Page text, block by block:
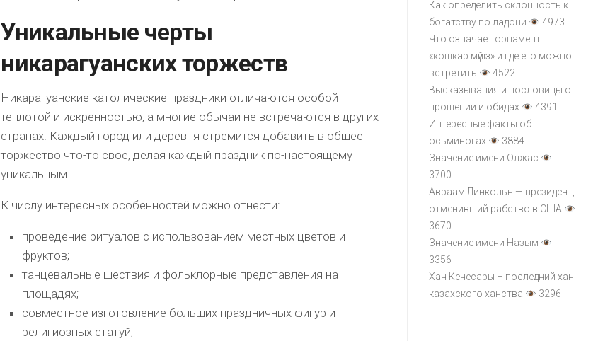
Уникальные черты
никарагуанских торжеств
Никарагуанские католические праздники отличаются особой
теплотой и искренностью, а многие обычаи не встречаются в других
странах. Каждый город или деревня стремится добавить в общее
торжество что-то свое, делая каждый праздник по-настоящему
уникальным.
К числу интересных особенностей можно отнести:
проведение ритуалов с использованием местных цветов и
фруктов;
танцевальные шествия и фольклорные представления на
площадях;
совместное изготовление больших праздничных фигур и
религиозных статуй;
Как определить склонность к
богатству по ладони
4973
Что означает орнамент
«кошкар мүйіз» и где его можно
встретить
4522
Высказывания и пословицы о
прощении и обидах
4391
Интересные факты об
осьминогах
3884
Значение имени Олжас
3700
Авраам Линкольн — президент,
отменивший рабство в США
3670
Значение имени Назым
3356
Хан Кенесары – последний хан
казахского ханства
3296